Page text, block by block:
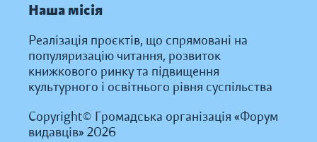
Наша місія
Реалізація проєктів, що спрямовані на
популяризацію читання, розвиток
книжкового ринку та підвищення
культурного і освітнього рівня суспільства
Copyright© Громадська організація «Форум
видавців» 2026